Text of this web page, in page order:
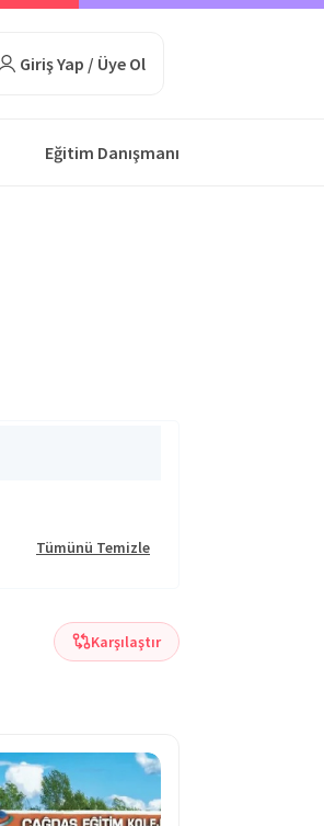
Giriş Yap / Üye Ol
Eğitim Danışmanı
Tümünü Temizle
Karşılaştır